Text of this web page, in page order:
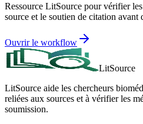
Ressource LitSource pour vérifier
source et le soutien de citation
Ouvrir le workflow
LitSource
LitSource aide les chercheurs
reliées aux sources et à vérifier les
soumission.